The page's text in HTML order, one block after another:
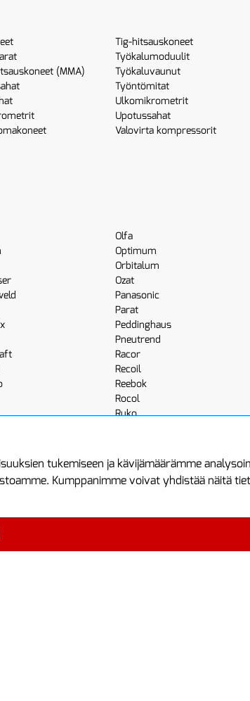
(MMA)
Tig-hitsauskoneet
Työkalumoduulit
Työkaluvaunut
Työntömitat
Ulkomikrometrit
Upotussahat
Valovirta kompressorit
Olfa
Optimum
Orbitalum
Ozat
Panasonic
Parat
Peddinghaus
Pneutrend
Racor
Recoil
Reebok
Rocol
Ruko
Protools Oy
Tuottajankatu 13
Tilaa
tukemiseen ja kävijämäärämme
Kumppanimme voivat yhdistää näitä